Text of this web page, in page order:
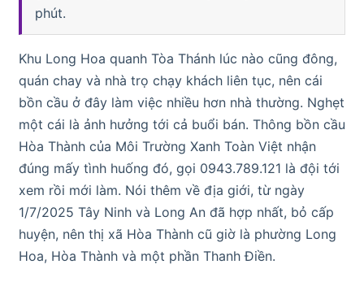
phút.
Khu Long Hoa quanh Tòa Thánh lúc nào cũng đông,
quán chay và nhà trọ chạy khách liên tục, nên cái
bồn cầu ở đây làm việc nhiều hơn nhà thường. Nghẹt
một cái là ảnh hưởng tới cả buổi bán. Thông bồn cầu
Hòa Thành của Môi Trường Xanh Toàn Việt nhận
đúng mấy tình huống đó, gọi 0943.789.121 là đội tới
xem rồi mới làm. Nói thêm về địa giới, từ ngày
1/7/2025 Tây Ninh và Long An đã hợp nhất, bỏ cấp
huyện, nên thị xã Hòa Thành cũ giờ là phường Long
Hoa, Hòa Thành và một phần Thanh Điền.